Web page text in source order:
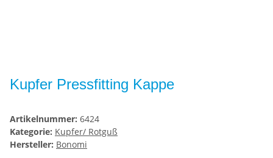
Kupfer Pressfitting Kappe
Artikelnummer: 6424
Kategorie: Kupfer/ Rotguß
Hersteller: Bonomi